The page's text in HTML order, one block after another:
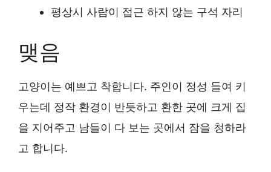
평상시 사람이 접근 하지 않는 구석 자리
맺음
고양이는 예쁘고 착합니다. 주인이 정성 들여 키
우는데 정작 환경이 반듯하고 환한 곳에 크게 집
을 지어주고 남들이 다 보는 곳에서 잠을 청하라
고 합니다.